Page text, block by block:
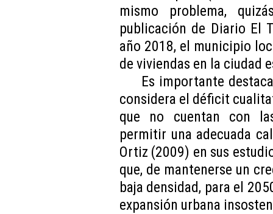
mismo problema,
publicación de Diario El
año 2018, el municipio
de viviendas en la ciudad
Es importante
considera el déficit
que no cuentan con
permitir una adecuada
Ortiz (2009) en sus
que, de mantenerse un
baja densidad, para el
expansión urbana